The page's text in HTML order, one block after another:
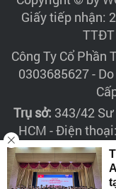
Giấy tiếp nhận:
Công Ty Cổ Phần
0303685627 -
Trụ sở: 343/42 Sư
HCM - Điện